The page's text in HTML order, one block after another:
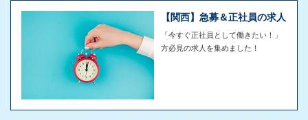
【関西】急募＆正社員の求人
「今すぐ正社員として働きたい！」
方必見の求人を集めました！